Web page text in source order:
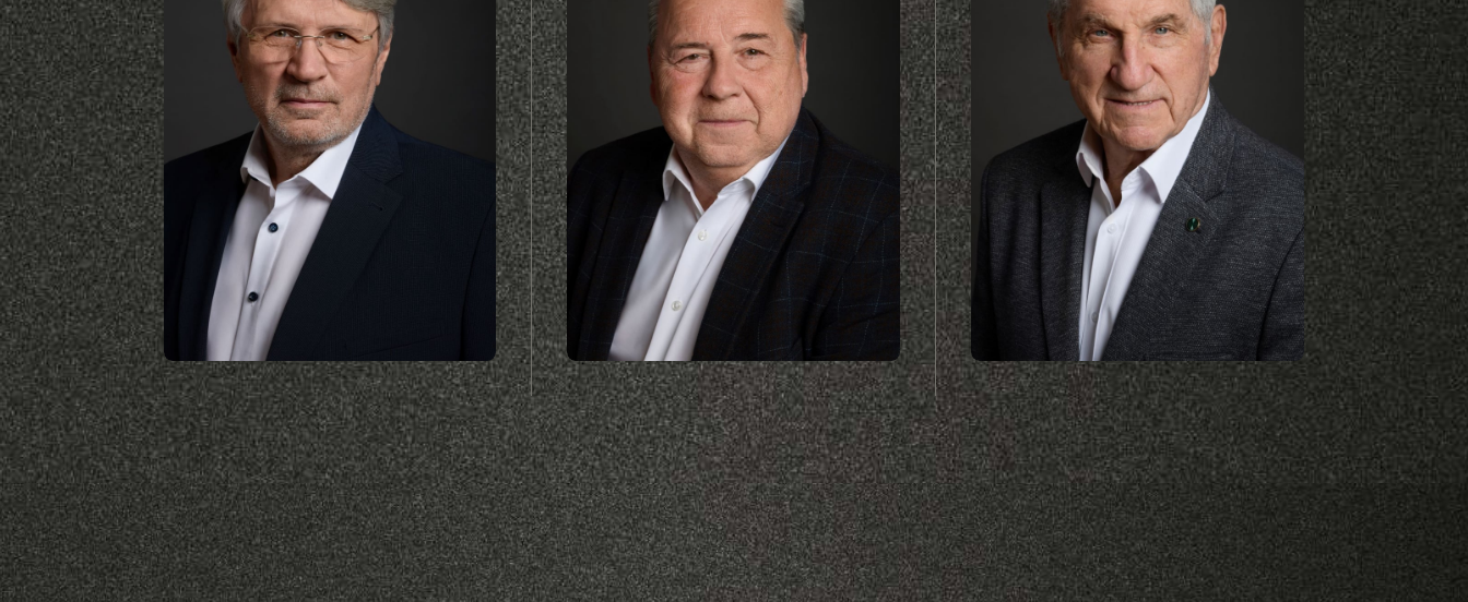
Hargitay András
szerző
Olimpiai bronzérmes,
háromszoros világ- és
Európa-bajnok úszó,
állatorvos. Magyarország
első úszó-világbajnoka.
1985-től 1988-ig, 2016-17-ig
Sós Csaba
szerző
Európa-bajnoki bronzérmes,
világbajnoki ötödik
helyezett úszó, mesteredző,
egyetemi tanár. 2017. január
végétől a magyar úszó
válogatott szövetségi
Tóth Ákos
szerző
A magyar úszóválogatott
korábbi szövetségi
kapitánya.Tizenhét éven át
vezette a TF Úszó és Vízi
Sportok Tanszékét, 59 éve
tanít az intézményben,